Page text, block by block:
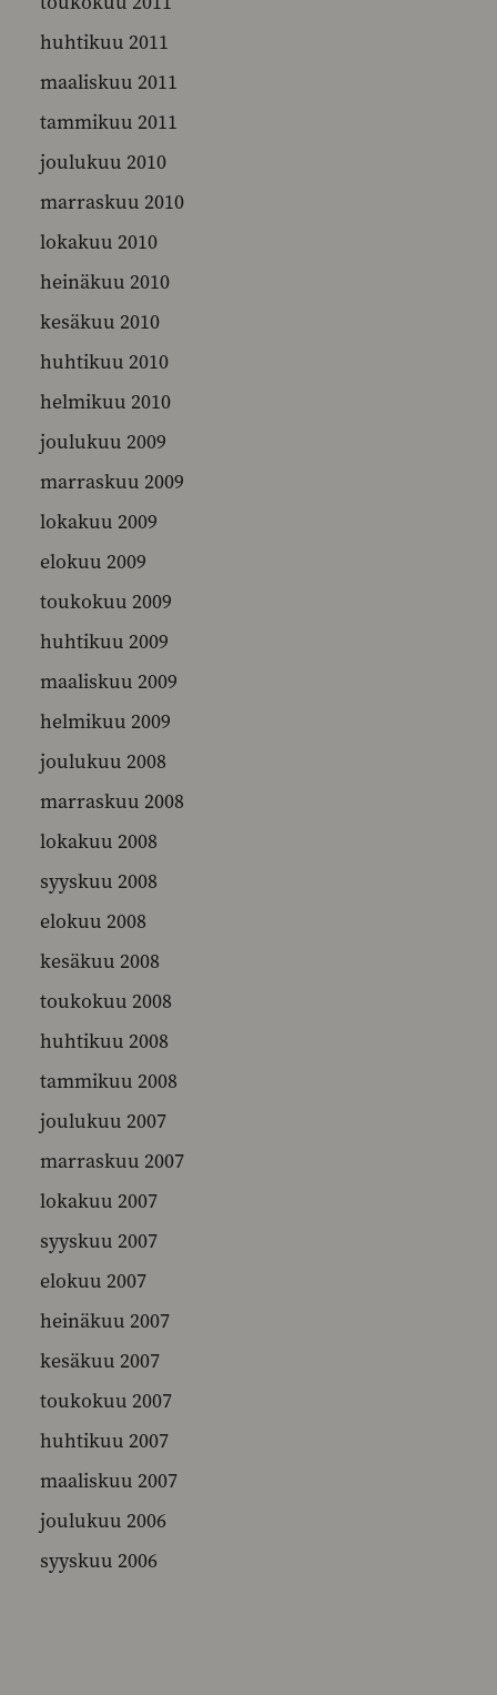
huhtikuu 2011
maaliskuu 2011
tammikuu 2011
joulukuu 2010
marraskuu 2010
lokakuu 2010
heinäkuu 2010
kesäkuu 2010
huhtikuu 2010
helmikuu 2010
joulukuu 2009
marraskuu 2009
lokakuu 2009
elokuu 2009
toukokuu 2009
huhtikuu 2009
maaliskuu 2009
helmikuu 2009
joulukuu 2008
marraskuu 2008
lokakuu 2008
syyskuu 2008
elokuu 2008
kesäkuu 2008
toukokuu 2008
huhtikuu 2008
tammikuu 2008
joulukuu 2007
marraskuu 2007
lokakuu 2007
syyskuu 2007
elokuu 2007
heinäkuu 2007
kesäkuu 2007
toukokuu 2007
huhtikuu 2007
maaliskuu 2007
joulukuu 2006
syyskuu 2006